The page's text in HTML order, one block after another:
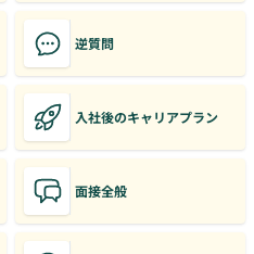
逆質問
入社後のキャリアプラン
面接全般